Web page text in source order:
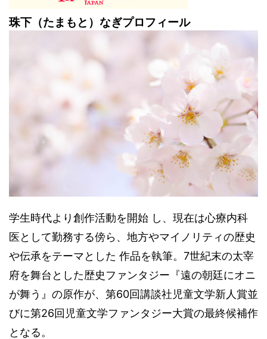
珠下（たまもと）なぎプロフィール
学生時代より創作活動を開始 し、現在は心療内科
医として勤務する傍ら、地方やマイノリティの歴史
や伝承をテーマとした 作品を執筆。7世紀末の太宰
府を舞台とした歴史ファンタジー『遠の朝廷にオニ
が舞う』の原作が、第60回講談社児童文学新人賞並
びに第26回児童文学ファンタジー大賞の最終候補作
となる。